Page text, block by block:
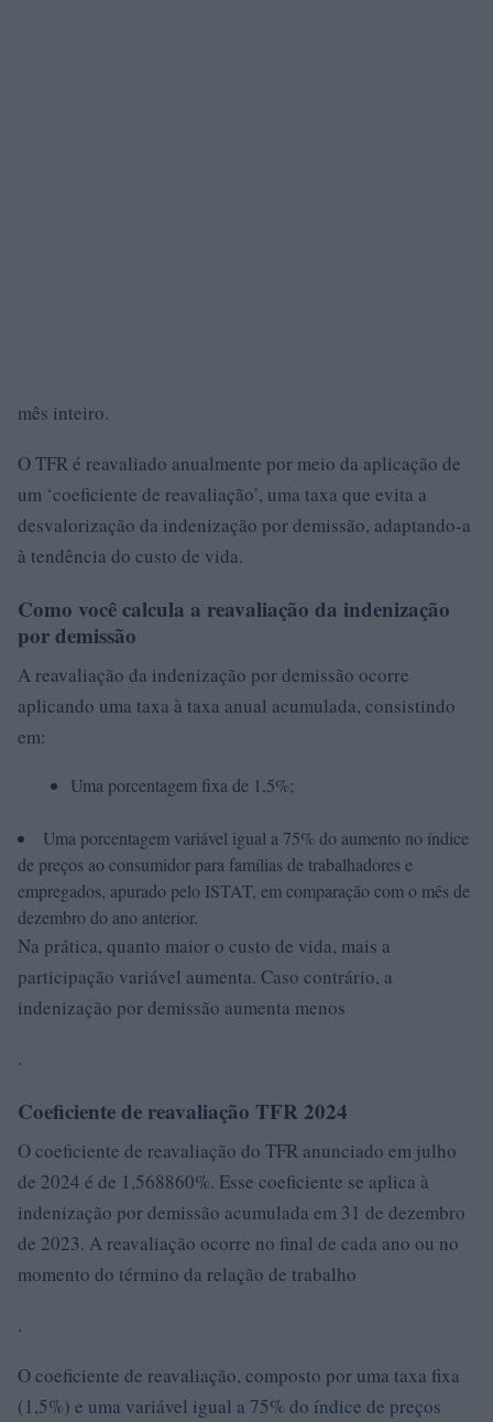
mês inteiro.
O TFR é reavaliado anualmente por meio da aplicação de
um ‘coeficiente de reavaliação’, uma taxa que evita a
desvalorização da indenização por demissão, adaptando-a
à tendência do custo de vida.
Como você calcula a reavaliação da indenização
por demissão
A reavaliação da indenização por demissão ocorre
aplicando uma taxa à taxa anual acumulada, consistindo
em:
Uma porcentagem fixa de 1,5%;
Uma porcentagem variável igual a 75% do aumento no índice
de preços ao consumidor para famílias de trabalhadores e
empregados, apurado pelo ISTAT, em comparação com o mês de
dezembro do ano anterior.
Na prática, quanto maior o custo de vida, mais a
participação variável aumenta. Caso contrário, a
indenização por demissão aumenta menos
.
Coeficiente de reavaliação TFR 2024
O coeficiente de reavaliação do TFR anunciado em julho
de 2024 é de 1,568860%. Esse coeficiente se aplica à
indenização por demissão acumulada em 31 de dezembro
de 2023. A reavaliação ocorre no final de cada ano ou no
momento do término da relação de trabalho
.
O coeficiente de reavaliação, composto por uma taxa fixa
(1,5%) e uma variável igual a 75% do índice de preços